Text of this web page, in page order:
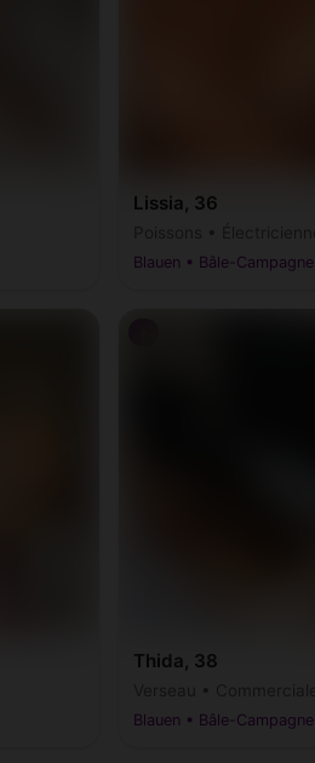
Lissia, 36
Blauen • Bâle-Campagne
Thida, 38
Blauen • Bâle-Campagne